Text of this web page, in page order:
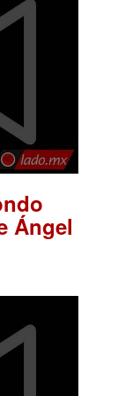
Ángel